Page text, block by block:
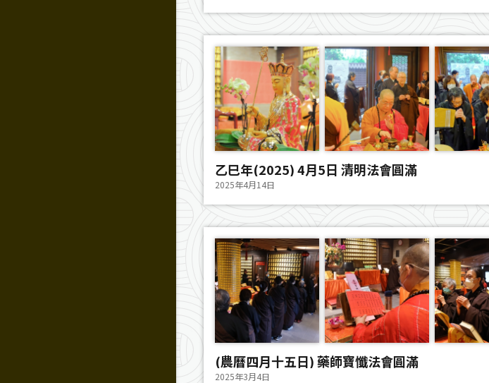
乙巳年(2025) 4月5日 清明法會圓滿
2025年4月14日
(農曆四月十五日) 藥師寶懺法會圓滿
2025年3月4日